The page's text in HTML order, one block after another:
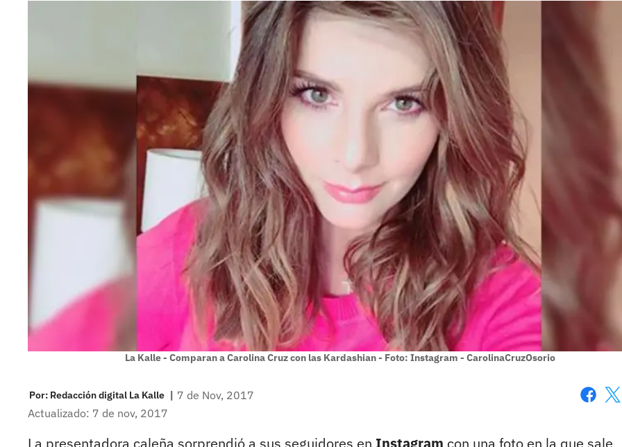
La Kalle - Comparan a Carolina Cruz con las Kardashian - Foto: Instagram - CarolinaCruzOsorio
Por: Redacción digital La Kalle | 7 de Nov, 2017
Actualizado: 7 de nov, 2017